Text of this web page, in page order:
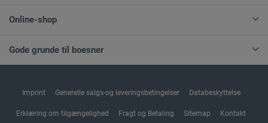
Online-shop
Gode grunde til boesner
Imprint Generelle salgs-og leveringsbetingelser Databeskyttelse
Erklæring om tilgængelighed Fragt og Betaling Sitemap Kontakt